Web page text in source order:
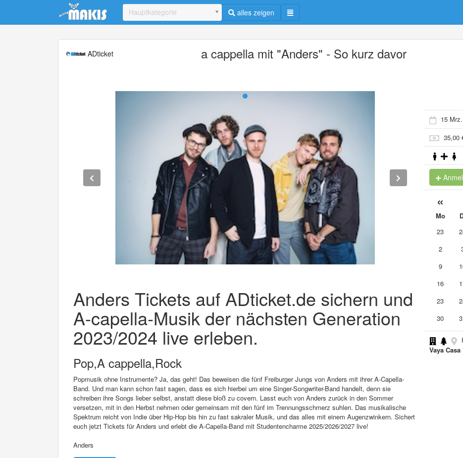
Update cookies preferences
Hauptkategorie alles zeigen
ADticket a cappella mit "Anders" - So kurz davor
Anders Tickets auf ADticket.de sichern und
A-capella-Musik der nächsten Generation
2023/2024 live erleben.
Pop,A cappella,Rock
Popmusik ohne Instrumente? Ja, das geht! Das beweisen die fünf Freiburger Jungs von Anders mit ihrer A-Capella-
Band. Und man kann schon fast sagen, dass es sich hierbei um eine Singer-Songwriter-Band handelt, denn sie
schreiben ihre Songs lieber selbst, anstatt diese bloß zu covern. Lasst euch von Anders zurück in den Sommer
versetzen, mit in den Herbst nehmen oder gemeinsam mit den fünf im Trennungsschmerz suhlen. Das musikalische
Spektrum reicht von Indie über Hip-Hop bis hin zu fast sakraler Musik, und das alles mit einem Augenzwinkern. Sichert
euch jetzt Tickets für Anders und erlebt die A-Capella-Band mit Studentencharme 2025/2026/2027 live!
Anders
15
35,00
«
Mo
23
2
9
16
23
30
Vaya Casa